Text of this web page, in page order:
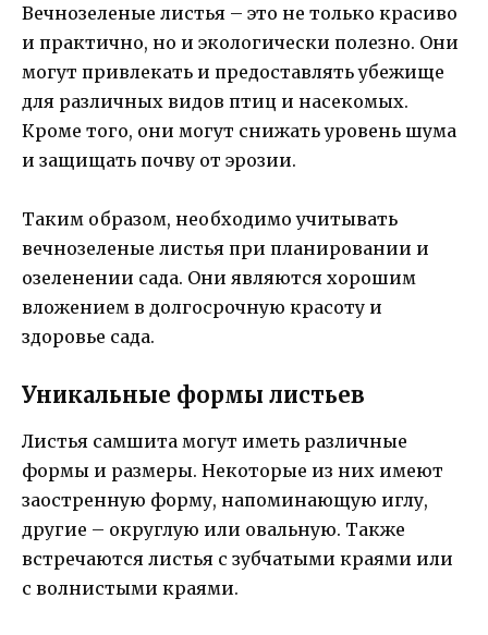
Вечнозеленые листья – это не только красиво
и практично, но и экологически полезно. Они
могут привлекать и предоставлять убежище
для различных видов птиц и насекомых.
Кроме того, они могут снижать уровень шума
и защищать почву от эрозии.
Таким образом, необходимо учитывать
вечнозеленые листья при планировании и
озеленении сада. Они являются хорошим
вложением в долгосрочную красоту и
здоровье сада.
Уникальные формы листьев
Листья самшита могут иметь различные
формы и размеры. Некоторые из них имеют
заостренную форму, напоминающую иглу,
другие – округлую или овальную. Также
встречаются листья с зубчатыми краями или
с волнистыми краями.